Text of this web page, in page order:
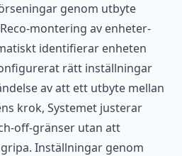
genom utbyte
montering av enheter-
identifierar enheten
rätt inställningar
av att ett utbyte mellan
krok, Systemet justerar
off-gränser utan att
Inställningar genom